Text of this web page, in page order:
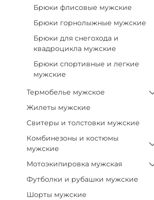
Брюки флисовые мужские
Брюки горнолыжные мужские
Брюки для снегохода и
квадроцикла мужские
Брюки спортивные и легкие
мужские
Термобелье мужское
Жилеты мужские
Свитеры и толстовки мужские
Комбинезоны и костюмы
мужские
Мотоэкипировка мужская
Футболки и рубашки мужские
Шорты мужские